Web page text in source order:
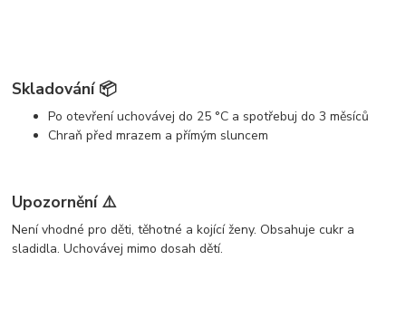
Skladování 📦
Po otevření uchovávej do 25 °C a spotřebuj do 3 měsíců
Chraň před mrazem a přímým sluncem
Upozornění ⚠️
Není vhodné pro děti, těhotné a kojící ženy. Obsahuje cukr a
sladidla. Uchovávej mimo dosah dětí.